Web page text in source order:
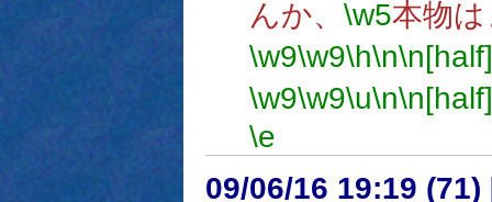
んか、 \w5本物
\w9\w9\h\n\n[half]
\w9\w9\u\n\n[half]
\e
09/06/16 19:19 (71)